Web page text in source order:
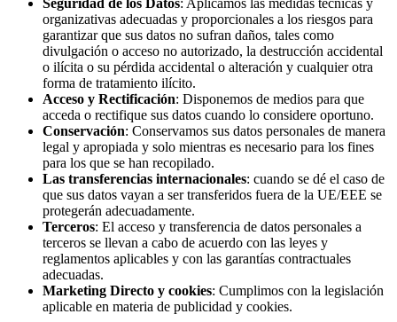
Seguridad de los Datos: Aplicamos las medidas técnicas y
organizativas adecuadas y proporcionales a los riesgos para
garantizar que sus datos no sufran daños, tales como
divulgación o acceso no autorizado, la destrucción accidental
o ilícita o su pérdida accidental o alteración y cualquier otra
forma de tratamiento ilícito.
Acceso y Rectificación: Disponemos de medios para que
acceda o rectifique sus datos cuando lo considere oportuno.
Conservación: Conservamos sus datos personales de manera
legal y apropiada y solo mientras es necesario para los fines
para los que se han recopilado.
Las transferencias internacionales: cuando se dé el caso de
que sus datos vayan a ser transferidos fuera de la UE/EEE se
protegerán adecuadamente.
Terceros: El acceso y transferencia de datos personales a
terceros se llevan a cabo de acuerdo con las leyes y
reglamentos aplicables y con las garantías contractuales
adecuadas.
Marketing Directo y cookies: Cumplimos con la legislación
aplicable en materia de publicidad y cookies.